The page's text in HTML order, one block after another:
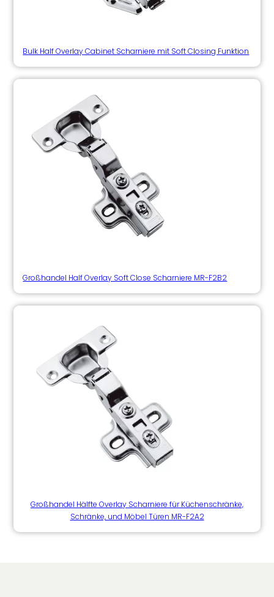
Bulk Half Overlay Cabinet Scharniere mit Soft Closing Funktion
Großhandel Half Overlay Soft Close Scharniere MR-F2B2
Großhandel Hälfte Overlay Scharniere für Küchenschränke,
Schränke, und Möbel Türen MR-F2A2